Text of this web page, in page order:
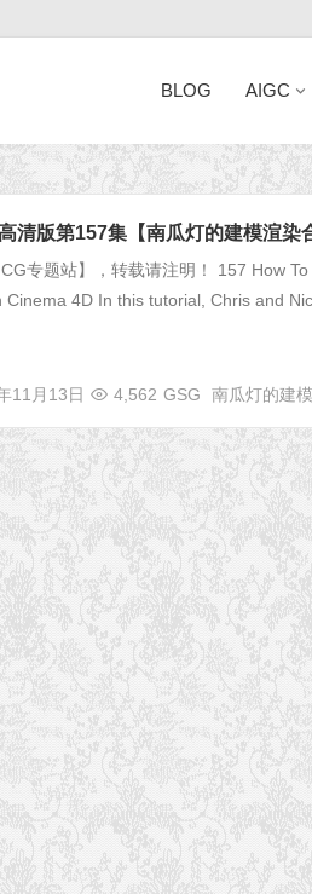
BLOG AIGC
清版第157集【南瓜灯的建模渲染
专题站】，转载请注明！ 157 How
Cinema 4D In this tutorial, Chris and
11月13日 4,562 GSG 南瓜灯的建
近日网站访